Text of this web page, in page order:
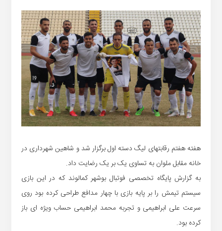
هفته هفتم رقابتهای لیگ دسته اول برگزار شد و شاهین شهرداری در
خانه مقابل ملوان به تساوی یک بر یک رضایت داد.
به گزارش پایگاه تخصصی فوتبال بوشهر کمالوند که در این بازی
سیستم تیمش را بر پایه بازی با چهار مدافع طراحی کرده بود روی
سرعت علی ابراهیمی و تجربه محمد ابراهیمی حساب ویژه ای باز
کرده بود.